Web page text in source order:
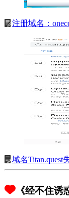
《经不住
注册域名：
域名Titan.quest